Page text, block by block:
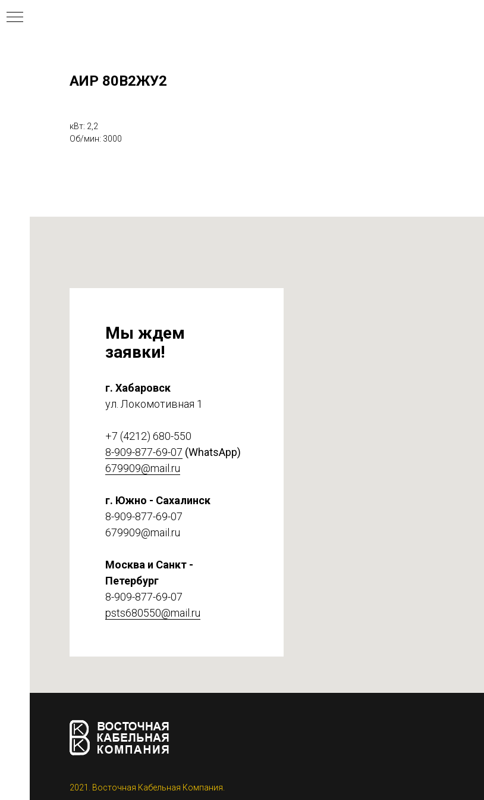
АИР 80В2ЖУ2
кВт: 2,2
Об/мин: 3000
Мы ждем
заявки!
г. Хабаровск
ул. Локомотивная 1
+7 (4212) 680-550
8-909-877-69-07 (WhatsApp)
679909@mail.ru
г. Южно - Сахалинск
8-909-877-69-07
679909@mail.ru
Москва и Санкт -
Петербург
8-909-877-69-07
psts680550@mail.ru
2021. Восточная Кабельная Компания.